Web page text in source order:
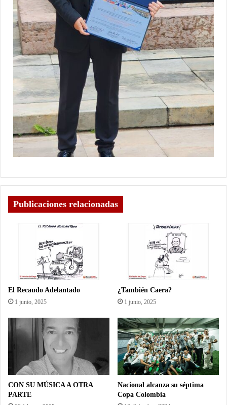
Publicaciones relacionadas
El Recaudo Adelantado
1 junio, 2025
¿También Caera?
1 junio, 2025
CON SU MÚSICA A OTRA
PARTE
Nacional alcanza su séptima
Copa Colombia